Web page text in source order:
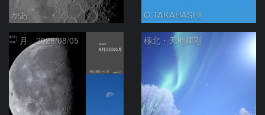
かあ O.TAKAHASHI
「月」2026/08/05 極北・天地輝彩